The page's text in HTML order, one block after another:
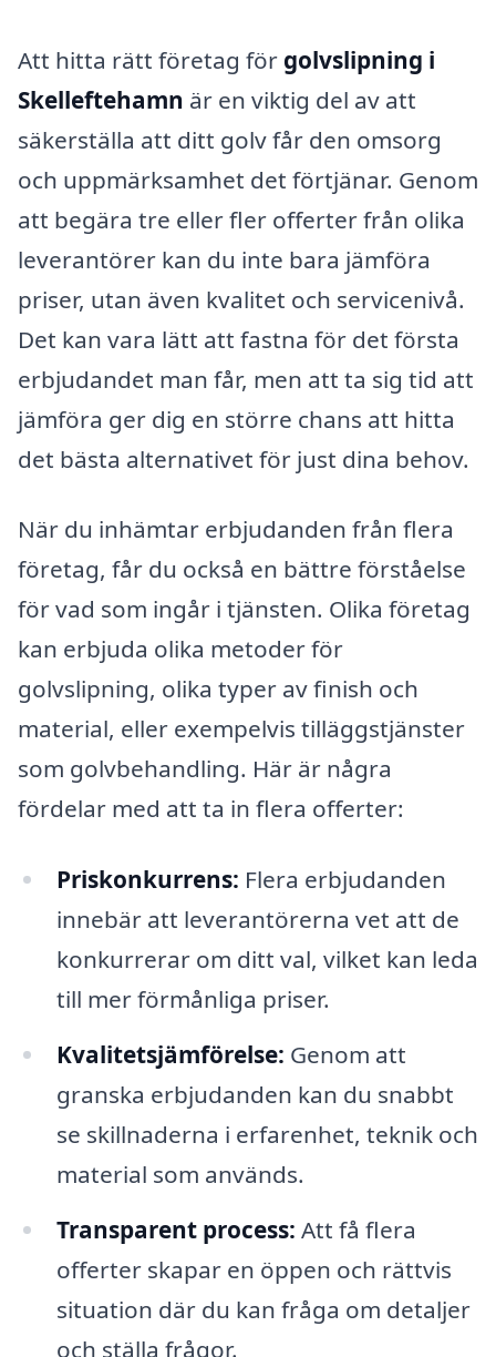
Att hitta rätt företag för golvslipning i
Skelleftehamn är en viktig del av att
säkerställa att ditt golv får den omsorg
och uppmärksamhet det förtjänar. Genom
att begära tre eller fler offerter från olika
leverantörer kan du inte bara jämföra
priser, utan även kvalitet och servicenivå.
Det kan vara lätt att fastna för det första
erbjudandet man får, men att ta sig tid att
jämföra ger dig en större chans att hitta
det bästa alternativet för just dina behov.
När du inhämtar erbjudanden från flera
företag, får du också en bättre förståelse
för vad som ingår i tjänsten. Olika företag
kan erbjuda olika metoder för
golvslipning, olika typer av finish och
material, eller exempelvis tilläggstjänster
som golvbehandling. Här är några
fördelar med att ta in flera offerter:
Priskonkurrens: Flera erbjudanden
innebär att leverantörerna vet att de
konkurrerar om ditt val, vilket kan leda
till mer förmånliga priser.
Kvalitetsjämförelse: Genom att
granska erbjudanden kan du snabbt
se skillnaderna i erfarenhet, teknik och
material som används.
Transparent process: Att få flera
offerter skapar en öppen och rättvis
situation där du kan fråga om detaljer
och ställa frågor.